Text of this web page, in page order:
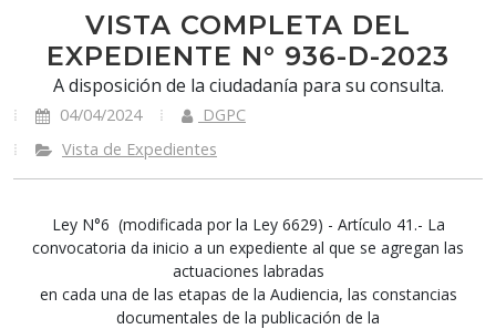
VISTA COMPLETA DEL
EXPEDIENTE N° 936-D-2023
A disposición de la ciudadanía para su consulta.
04/04/2024
DGPC
Vista de Expedientes
Ley N°6 (modificada por la Ley 6629) - Artículo 41.- La
convocatoria da inicio a un expediente al que se agregan las
actuaciones labradas
en cada una de las etapas de la Audiencia, las constancias
documentales de la publicación de la